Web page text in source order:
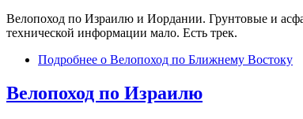
Велопоход по Израилю и Иордании. Грунтовые и
технической информации мало. Есть трек.
Подробнее о Велопоход по Ближнему Востоку
Велопоход по Израилю